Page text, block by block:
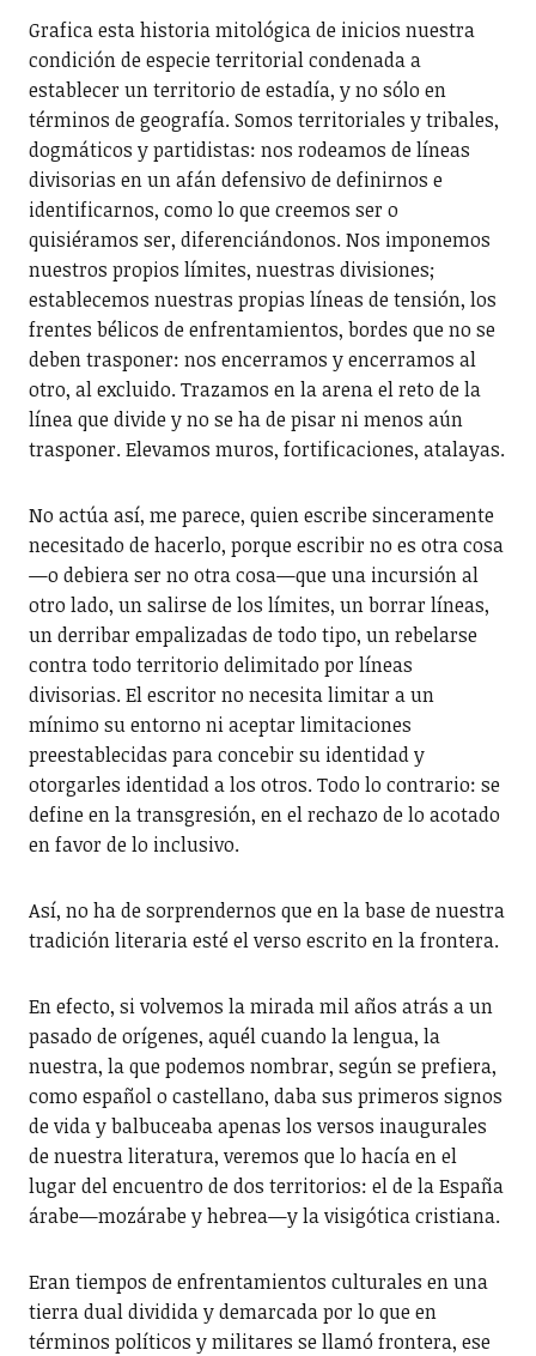
Grafica esta historia mitológica de inicios nuestra
condición de especie territorial condenada a
establecer un territorio de estadía, y no sólo en
términos de geografía. Somos territoriales y tribales,
dogmáticos y partidistas: nos rodeamos de líneas
divisorias en un afán defensivo de definirnos e
identificarnos, como lo que creemos ser o
quisiéramos ser, diferenciándonos. Nos imponemos
nuestros propios límites, nuestras divisiones;
establecemos nuestras propias líneas de tensión, los
frentes bélicos de enfrentamientos, bordes que no se
deben trasponer: nos encerramos y encerramos al
otro, al excluido. Trazamos en la arena el reto de la
línea que divide y no se ha de pisar ni menos aún
trasponer. Elevamos muros, fortificaciones, atalayas.
No actúa así, me parece, quien escribe sinceramente
necesitado de hacerlo, porque escribir no es otra cosa
—o debiera ser no otra cosa—que una incursión al
otro lado, un salirse de los límites, un borrar líneas,
un derribar empalizadas de todo tipo, un rebelarse
contra todo territorio delimitado por líneas
divisorias. El escritor no necesita limitar a un
mínimo su entorno ni aceptar limitaciones
preestablecidas para concebir su identidad y
otorgarles identidad a los otros. Todo lo contrario: se
define en la transgresión, en el rechazo de lo acotado
en favor de lo inclusivo.
Así, no ha de sorprendernos que en la base de nuestra
tradición literaria esté el verso escrito en la frontera.
En efecto, si volvemos la mirada mil años atrás a un
pasado de orígenes, aquél cuando la lengua, la
nuestra, la que podemos nombrar, según se prefiera,
como español o castellano, daba sus primeros signos
de vida y balbuceaba apenas los versos inaugurales
de nuestra literatura, veremos que lo hacía en el
lugar del encuentro de dos territorios: el de la España
árabe—mozárabe y hebrea—y la visigótica cristiana.
Eran tiempos de enfrentamientos culturales en una
tierra dual dividida y demarcada por lo que en
términos políticos y militares se llamó frontera, ese